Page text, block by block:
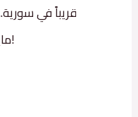
قريباً في
مايكل جاكسون الصيني في أبو ظبي!